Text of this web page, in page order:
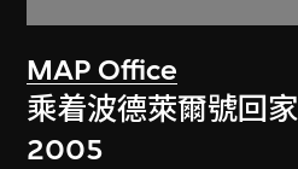
MAP Office
乘着波德萊爾號回家
2005